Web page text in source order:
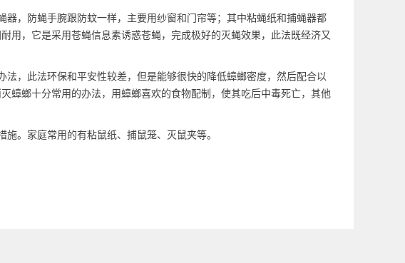
器，防蝇手腕跟防蚊一样，主要用纱窗和门帘等；其中粘蝇纸和捕蝇器都
用，它是采用苍蝇信息素诱惑苍蝇，完成极好的灭蝇效果，此法既经济又
法，此法环保和平安性较差，但是能够很快的降低蟑螂密度，然后配合以
蟑螂十分常用的办法，用蟑螂喜欢的食物配制，使其吃后中毒死亡，其他
。家庭常用的有粘鼠纸、捕鼠笼、灭鼠夹等。